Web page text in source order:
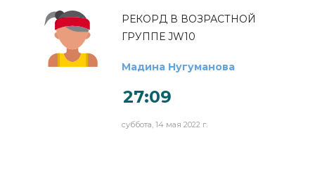
РЕКОРД В ВОЗРАСТНОЙ
ГРУППЕ JW10
Мадина Нугуманова
27:09
суббота, 14 мая 2022 г.